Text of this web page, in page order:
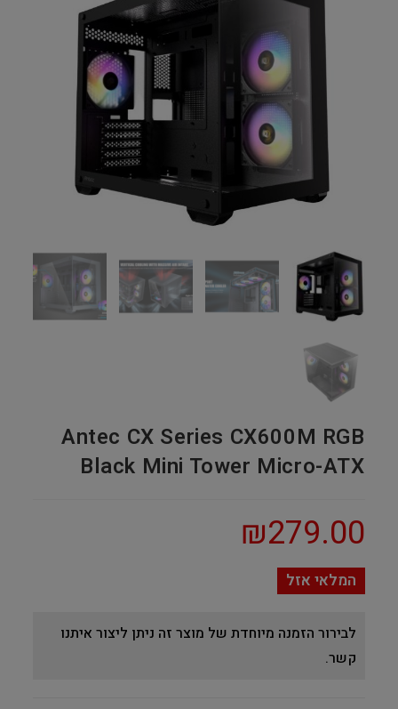
Antec CX Series CX600M RGB
Black Mini Tower Micro-ATX
₪279.00
המלאי אזל
לבירור הזמנה מיוחדת של מוצר זה ניתן ליצור איתנו
קשר.